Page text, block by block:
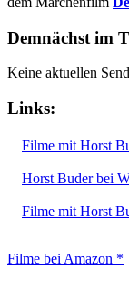
Demnächst im
Keine aktuellen
Links:
Filme mit Horst
Horst Buder bei
Filme mit Horst
Filme bei Amazon *